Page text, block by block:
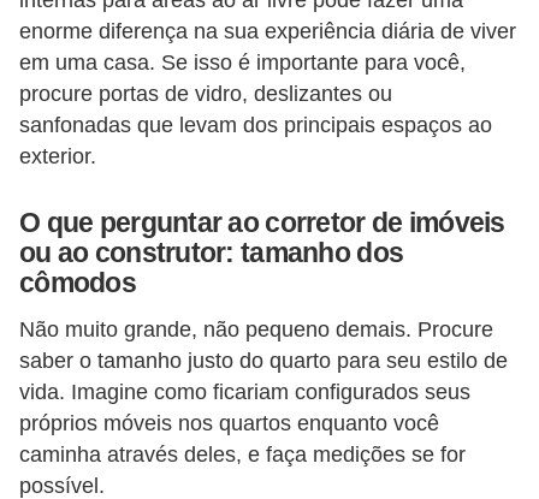
enorme diferença na sua experiência diária de viver
em uma casa. Se isso é importante para você,
procure portas de vidro, deslizantes ou
sanfonadas que levam dos principais espaços ao
exterior.
O que perguntar ao corretor de imóveis
ou ao construtor: tamanho dos
cômodos
Não muito grande, não pequeno demais. Procure
saber o tamanho justo do quarto para seu estilo de
vida. Imagine como ficariam configurados seus
próprios móveis nos quartos enquanto você
caminha através deles, e faça medições se for
possível.
o
a
o
D
i
c
a
s
p
a